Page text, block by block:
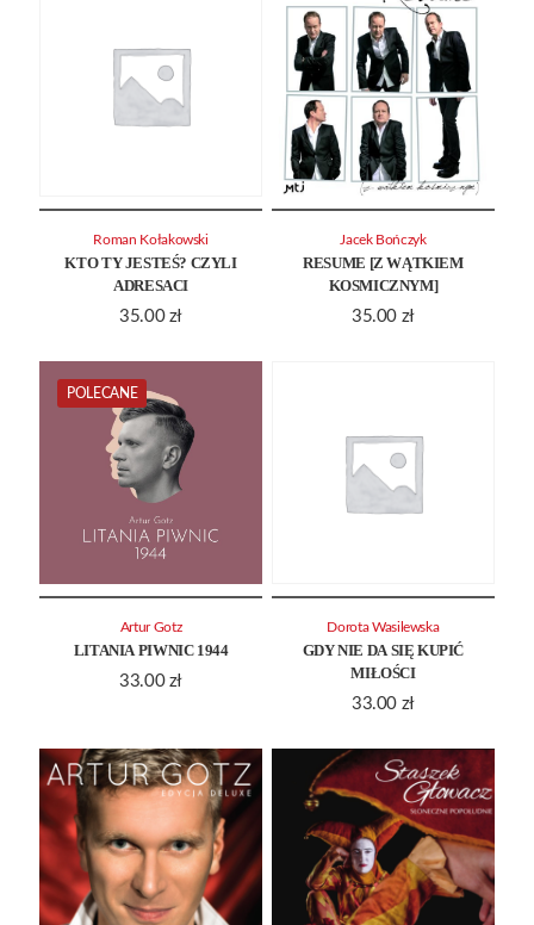
KTO TY JESTEŚ? CZYLI
ADRESACI
35.00 zł
Roman Kołakowski
RESUME [Z WĄTKIEM
KOSMICZNYM]
35.00 zł
Jacek Bończyk
POLECANE
LITANIA PIWNIC 1944
33.00 zł
Artur Gotz
GDY NIE DA SIĘ KUPIĆ
MIŁOŚCI
33.00 zł
Dorota Wasilewska